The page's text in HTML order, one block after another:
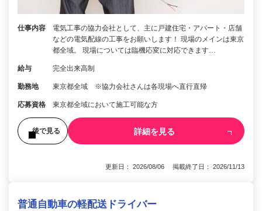
仕事内容
電気工事の協力会社として、主に戸建住宅・アパート・店舗
などの電気配線の工事をお願いします！ 現場のメインは東京
都全域。 現場については臨機応変に対応できます…
給与 完全出来高制
勤務地 東京都全域 ※協力会社さんは各現場へ直行直帰
応募資格 東京都全域において施工可能な方
後で見る 詳細を見る
更新日： 2026/08/06 掲載終了日： 2026/11/13
普通自動車の軽配送ドライバー